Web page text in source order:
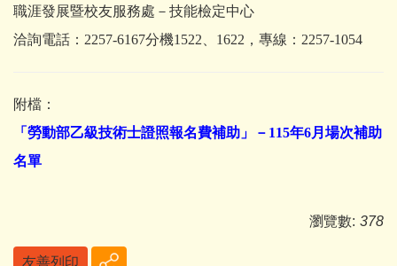
職涯發展暨校友服務處－技能檢定中心
洽詢電話：2257-6167分機1522、1622，專線：2257-1054
附檔：
「勞動部乙級技術士證照報名費補助」－115年6月場次補助
名單
瀏覽數: 378
友善列印